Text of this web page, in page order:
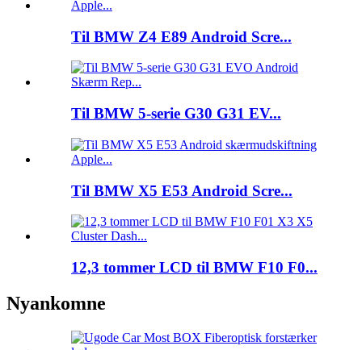
Til BMW Z4 E89 Android Scre...
Til BMW 5-serie G30 G31 EV...
Til BMW X5 E53 Android Scre...
12,3 tommer LCD til BMW F10 F0...
Nyankomne